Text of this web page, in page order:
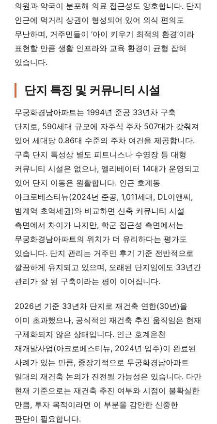
의원과 약국이 분포해 의료 접근성도 양호합니다. 단지
인근에 먹거리 상권이 형성되어 있어 외식 편의도
무난하며, 거주민들이 ‘아이 키우기 최적의 환경’이라
표현할 만큼 생활 인프라와 교육 환경이 균형 잡혀
있습니다.
단지 특징 및 커뮤니티 시설
무궁화경남아파트는 1994년 준공 33년차 구축
단지로, 590세대 규모에 자주식 주차 507대가 갖춰져
있어 세대당 0.86대 수준의 주차 여건을 제공합니다.
구축 단지 특성상 별도 피트니스나 수영장 등 대형
커뮤니티 시설은 없으나, 엘리베이터 14대가 운영되고
있어 단지 이동은 원활합니다. 인근 호계동
아크로베스티뉴(2024년 준공, 1,011세대, DL이앤씨,
범계역 초역세권)와 비교하면 신축 커뮤니티 시설
측면에서 차이가 나지만, 학군 접근성 측면에서는
무궁화경남아파트의 위치가 더 유리하다는 평가도
있습니다. 단지 관리는 거주민 후기 기준 전반적으로
깔끔하게 유지되고 있으며, 오래된 단지임에도 33년간
관리가 잘 된 구축이라는 평이 이어집니다.
2026년 기준 33년차 단지로 재건축 연한(30년)을
이미 초과했으나, 공식적인 재건축 추진 움직임은 현재
구체화되지 않은 상태입니다. 인근 호계온천
재개발사업(아크로베스티뉴, 2024년 입주)이 완료된
사례가 있는 만큼, 중장기적으로 무궁화경남아파트
일대의 재건축 논의가 진전될 가능성은 있습니다. 다만
현재 기준으로는 재건축 추진 여부와 시점이 불확실한
만큼, 투자 목적이라면 이 부분을 감안한 신중한
판단이 필요합니다.